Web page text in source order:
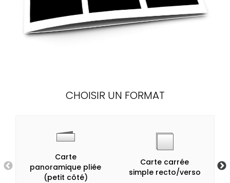
CHOISIR UN FORMAT
Carte
panoramique pliée
(petit côté)
Carte carrée
simple recto/verso